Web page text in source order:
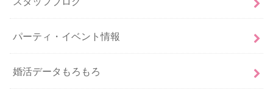
パーティ・イベント情報
婚活データもろもろ